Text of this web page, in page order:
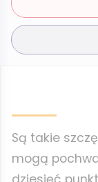
Są takie
mogą